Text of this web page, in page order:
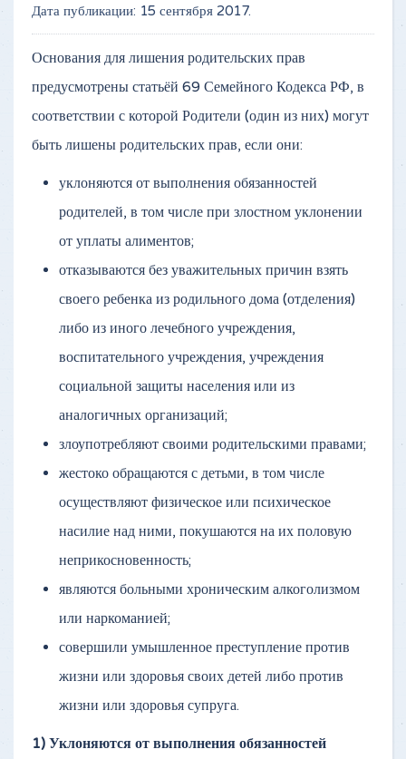
Дата публикации: 15 сентября 2017.
Основания для лишения родительских прав
предусмотрены статьёй 69 Семейного Кодекса РФ, в
соответствии с которой Родители (один из них) могут
быть лишены родительских прав, если они:
уклоняются от выполнения обязанностей
родителей, в том числе при злостном уклонении
от уплаты алиментов;
отказываются без уважительных причин взять
своего ребенка из родильного дома (отделения)
либо из иного лечебного учреждения,
воспитательного учреждения, учреждения
социальной защиты населения или из
аналогичных организаций;
злоупотребляют своими родительскими правами;
жестоко обращаются с детьми, в том числе
осуществляют физическое или психическое
насилие над ними, покушаются на их половую
неприкосновенность;
являются больными хроническим алкоголизмом
или наркоманией;
совершили умышленное преступление против
жизни или здоровья своих детей либо против
жизни или здоровья супруга.
1) Уклоняются от выполнения обязанностей